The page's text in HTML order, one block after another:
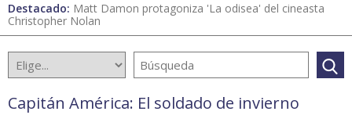
Destacado: Matt Damon protagoniza 'La odisea' del cineasta
Christopher Nolan
Capitán América: El soldado de invierno